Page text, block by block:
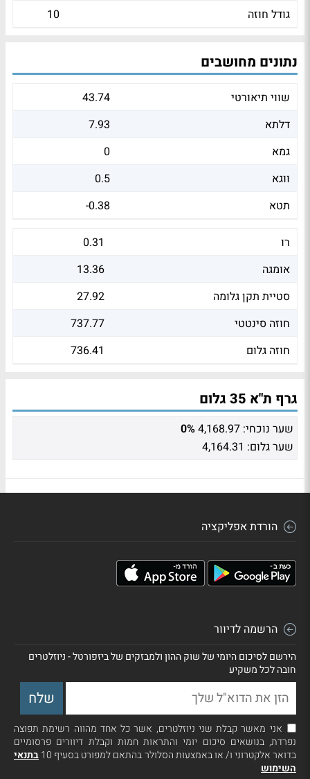
גודל חוזה
10
נתונים מחושבים
שווי תיאורטי
43.74
דלתא
7.93
גמא
0
ווגא
0.5
תטא
-0.38
רו
0.31
אומגה
13.36
סטיית תקן גלומה
27.92
חוזה סינטטי
737.77
חוזה גלום
736.41
גרף ת"א 35 גלום
שער נוכחי: 4,168.97
0%
שער גלום: 4,164.31
הורדת אפליקציה
הרשמה לדיוור
הירשם לסיכום היומי של שוק ההון ולמבזקים של ביזפורטל - ניוזלטרים
חובה לכל משקיע
אני מאשר קבלת שני ניוזלטרים, אשר כל אחד מהווה רשימת תפוצה
נפרדת, בנושאים סיכום יומי והתראות חמות וקבלת דיוורים פרסומיים
בדואר אלקטרוני ו/ או באמצעות הסלולר בהתאם למפורט בסעיף 10
בתנאי
השימוש